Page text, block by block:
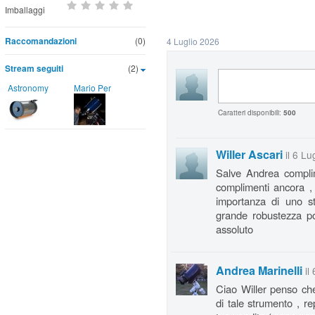
Imballaggi
(0)
Raccomandazioni
(2)
Stream seguiti
Astronomy Mario Per
4 Luglio 2026
Caratteri disponibili: 500
Willer Ascari il 6
Salve Andrea
complimenti ancora
importanza di uno
grande robustezza
assoluto
Andrea Marinelli il
Ciao Willer penso
di tale strumento ,